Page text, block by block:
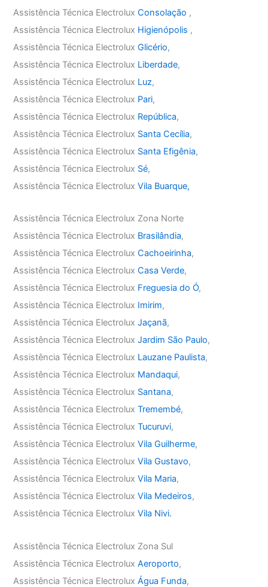
Assistência Técnica ElectroluxConsolação ,
Assistência Técnica Electrolux Higienópolis ,
Assistência Técnica ElectroluxGlicério,
Assistência Técnica Electrolux Liberdade,
Assistência Técnica Electrolux Luz,
Assistência Técnica Electrolux Pari,
Assistência Técnica Electrolux República,
Assistência Técnica Electrolux Santa Cecília,
Assistência Técnica Electrolux Santa Efigênia,
Assistência Técnica Electrolux Sé,
Assistência Técnica ElectroluxVila Buarque,
Assistência Técnica Electrolux Zona Norte
Assistência Técnica Electrolux Brasilândia,
Assistência Técnica ElectroluxCachoeirinha,
Assistência Técnica ElectroluxCasa Verde,
Assistência Técnica Electrolux Freguesia do Ó,
Assistência Técnica Electrolux Imirim,
Assistência Técnica ElectroluxJaçanã,
Assistência Técnica ElectroluxJardim São Paulo,
Assistência Técnica Electrolux Lauzane Paulista,
Assistência Técnica Electrolux Mandaqui,
Assistência Técnica Electrolux Santana,
Assistência Técnica ElectroluxTremembé,
Assistência Técnica ElectroluxTucuruvi,
Assistência Técnica ElectroluxVila Guilherme,
Assistência Técnica ElectroluxVila Gustavo,
Assistência Técnica ElectroluxVila Maria,
Assistência Técnica ElectroluxVila Medeiros,
Assistência Técnica ElectroluxVila Nivi.
Assistência Técnica Electrolux Zona Sul
Assistência Técnica ElectroluxAeroporto,
Assistência Técnica ElectroluxÁgua Funda,